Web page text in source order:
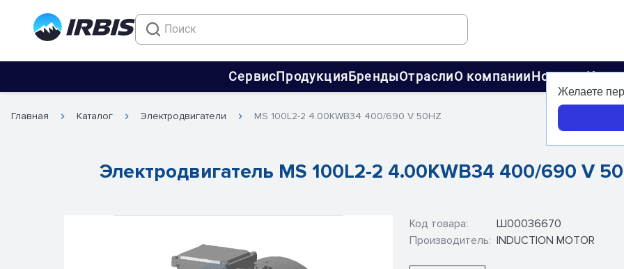
СервисПродукцияБрендыОтраслиО компанииНовости
Желаете
Главная Каталог Электродвигатели MS 100L2-2 4.00KWB34 400/690 V 50HZ
Электродвигатель MS 100L2-2 4.00KWB34 400/690 V
Код товара:
Производитель:
Ш00036670
INDUCTION MOTOR